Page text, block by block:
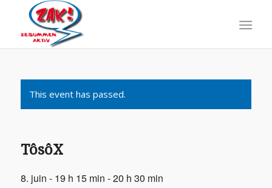
This event has passed.
TôsôX
8. juin - 19 h 15 min -20 h 30 min